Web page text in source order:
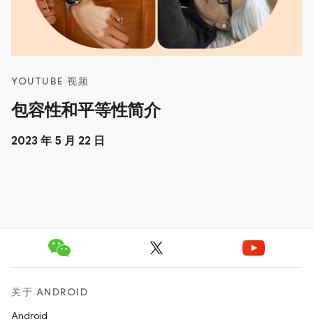
YOUTUBE 视频
包容性和平等性简介
2023 年 5 月 22 日
关于 ANDROID
Android